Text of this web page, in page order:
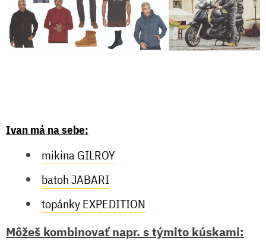
Ivan má na sebe:
mikina GILROY
batoh JABARI
topánky EXPEDITION
Môžeš kombinovať napr. s týmito kúskami: